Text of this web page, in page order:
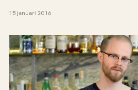
15 januari 2016